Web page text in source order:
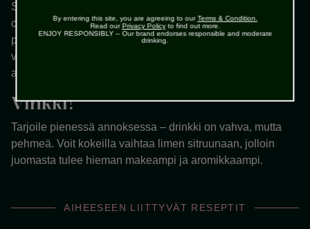
Sidecarista. Juoma tuli suosioon etenkin amerikkalaisten
cocktailbaarien kautta ja on sittemmin vakiinnuttanut
paikkansa “aperitiivi-cocktailien” joukossa. Se on helppo
valmistaa, mutta maistuu erityisen hienostuneelta, kun
ainekset ovat laadukkaita.
Vinkki!
Tarjoile pienessä annoksessa – drinkki on vahva, mutta
pehmeä. Voit kokeilla vaihtaa limen sitruunaan, jolloin
juomasta tulee hieman makeampi ja aromikkaampi.
AIHEESEEN LIITTYVÄT RESEPTIT
By entering this site, you are agreeing to ourTerms & Condition.
Read our Privacy Policyto find out more.
ENJOY RESPONSIBLY – Our brand endorses responsible and moderate
drinking.